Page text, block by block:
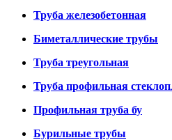
Труба железобетонная
Биметаллические трубы
Труба треугольная
Труба профильная
Профильная труба бу
Бурильные трубы